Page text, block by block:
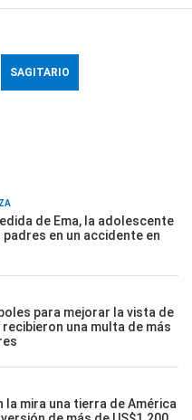
SAGITARIO
de Ema, la adolescente
en un accidente en
para mejorar la vista de
recibieron una multa de más
la mira una tierra de América